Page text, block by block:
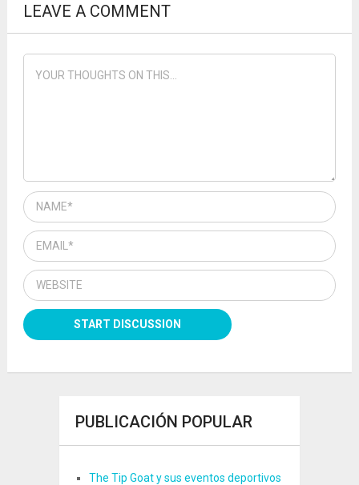
LEAVE A COMMENT
PUBLICACIÓN POPULAR
The Tip Goat y sus eventos deportivos